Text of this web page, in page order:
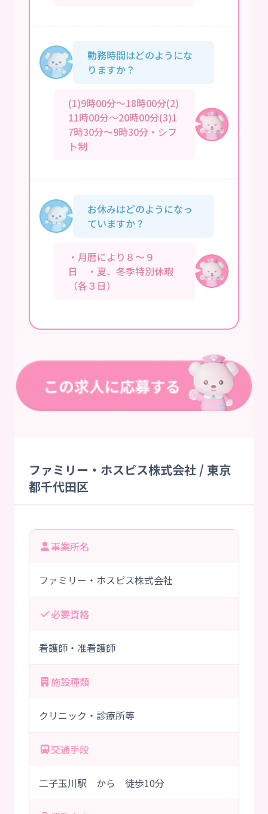
勤務時間はどのようにな
りますか？
(1)9時00分～18時00分(2)
11時00分～20時00分(3)1
7時30分～9時30分・シフ
ト制
お休みはどのようになっ
ていますか？
・月暦により８～９
日 ・夏、冬季特別休暇
（各３日）
ファミリー・ホスピス株式会社 / 東京
都千代田区
事業所名
ファミリー・ホスピス株式会社
必要資格
看護師・准看護師
施設種類
クリニック・診療所等
交通手段
二子玉川駅 から 徒歩10分